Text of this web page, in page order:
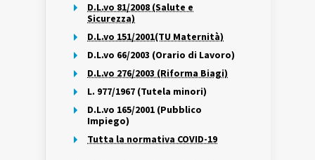
D.L.vo 81/2008 (Salute e
Sicurezza)
D.L.vo 151/2001(TU Maternità)
D.L.vo 66/2003 (Orario di Lavoro)
D.L.vo 276/2003 (Riforma Biagi)
L. 977/1967 (Tutela minori)
D.L.vo 165/2001 (Pubblico
Impiego)
Tutta la normativa COVID-19